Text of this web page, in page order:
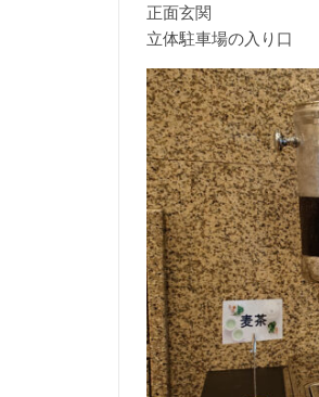
正面玄関
立体駐車場の入り口